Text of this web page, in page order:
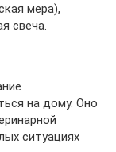
мера),
свеча.
на дому. Оно
ситуациях